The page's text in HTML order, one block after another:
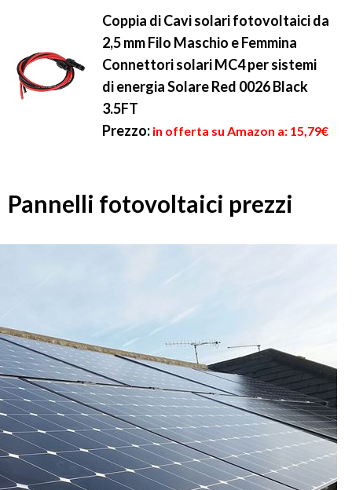
Coppia di Cavi solari fotovoltaici da
2,5 mm Filo Maschio e Femmina
Connettori solari MC4 per sistemi
di energia Solare Red 0026 Black
3.5FT
Prezzo: in offerta su Amazon a: 15,79€
Pannelli fotovoltaici prezzi